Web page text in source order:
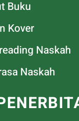
Buku
Kover
Naskah
Naskah